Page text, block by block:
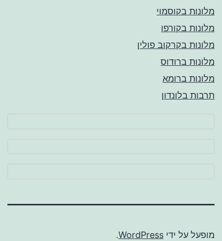
מלונות בקוסמוי
מלונות בקורפו
מלונות בקרקוב פולין
מלונות ברודוס
מלונות ברומא
תרבות בלונדון
מופעל על ידי WordPress
.